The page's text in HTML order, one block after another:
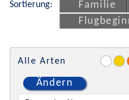
Sortierung: Familie
Alle Arten
Ändern